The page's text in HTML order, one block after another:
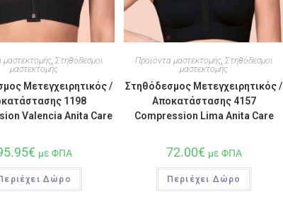
μαστεκτομής, Στηθόδεσμοι
μαστεκτομής
Μετεγχειρητικός /
1198
Valencia Anita Care
€ με ΦΠΑ
Δώρο
Προϊόντα μαστεκτομής, Στηθόδεσμοι
μαστεκτομής
Στηθόδεσμος Μετεγχειρητικός /
Αποκατάστασης 4157
Compression Lima Anita Care
72.00€ με ΦΠΑ
Περιέχει Δώρο